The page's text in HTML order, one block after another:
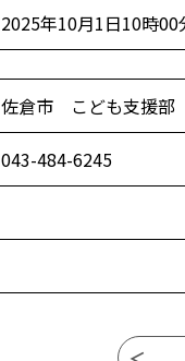
2025年10月1日10時
佐倉市 こども支援部
043-484-6245